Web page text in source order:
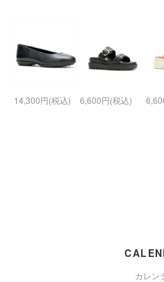
14,300円(税込) 6,600円(税込)
カレン